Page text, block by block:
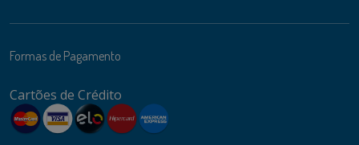
Formas de Pagamento
Cartões de Crédito